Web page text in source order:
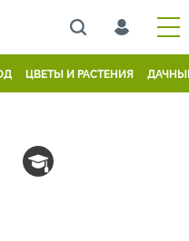
ЦВЕТЫ И РАСТЕНИЯ